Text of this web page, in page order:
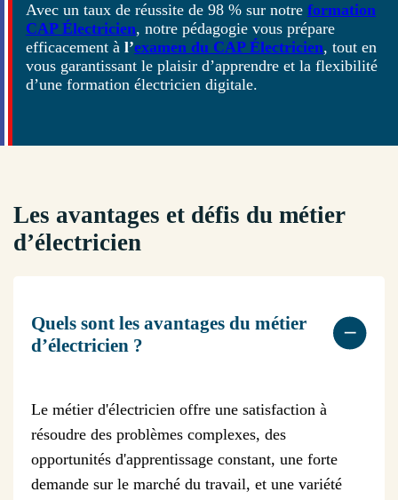
Avec un taux de réussite de 98 % sur notre formation
CAP Électricien, notre pédagogie vous prépare
efficacement à l’examen du CAP Électricien, tout en
vous garantissant le plaisir d’apprendre et la flexibilité
d’une formation électricien digitale.
Les avantages et défis du métier
d’électricien
Quels sont les avantages du métier
d’électricien ?
Le métier d'électricien offre une satisfaction à
résoudre des problèmes complexes, des
opportunités d'apprentissage constant, une forte
demande sur le marché du travail, et une variété